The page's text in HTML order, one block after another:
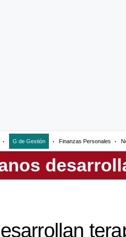
G de Gestión Finanzas Personales